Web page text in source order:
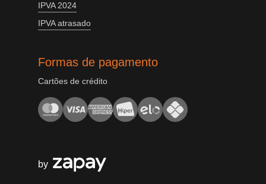
IPVA 2024
IPVA atrasado
Formas de pagamento
Cartões de crédito
by